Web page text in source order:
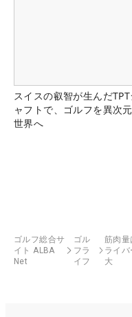
スイスの叡智が生んだTPT
ャフトで、ゴルフを異次
世界へ
ゴルフ総合サ
イト ALBA
Net
ゴル
フラ
イフ
筋肉量
ライ
大